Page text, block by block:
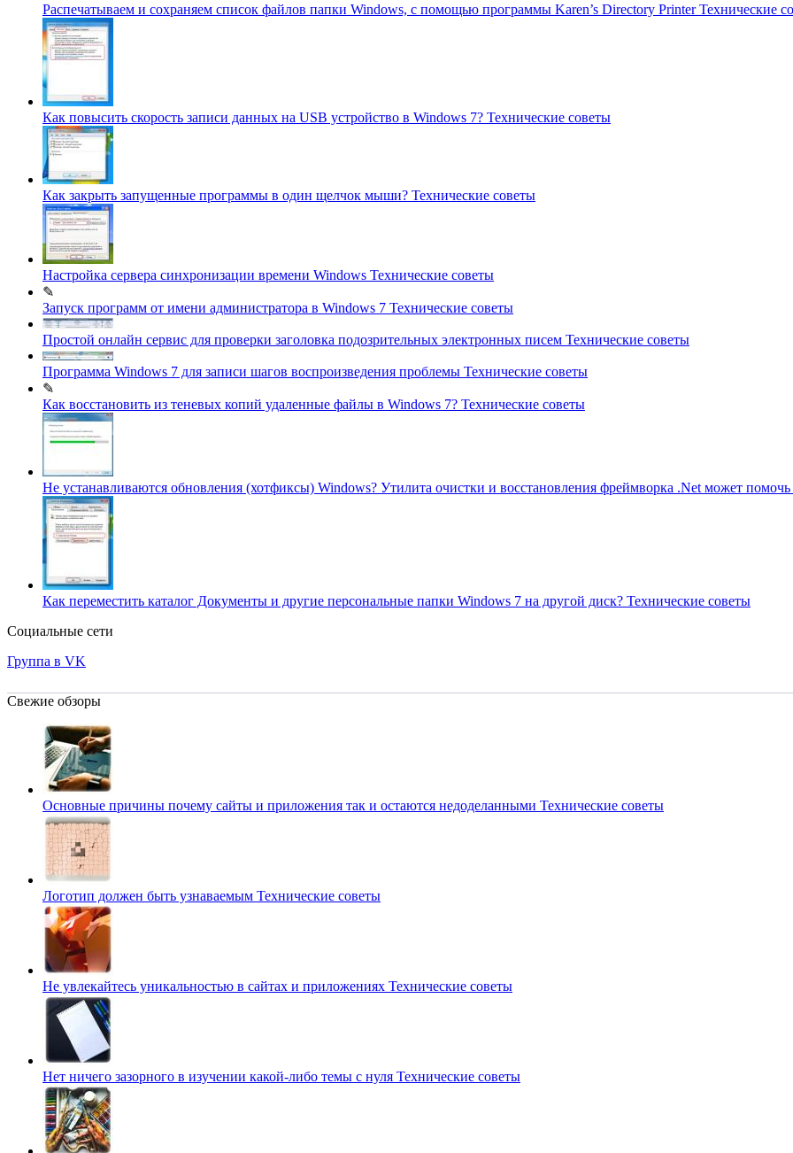
Распечатываем и сохраняем список файлов папки Windows, с помощью программы Karen’s Directory PrinterТехнические
Как повысить скорость записи данных на USB устройство в Windows 7? Технические советы
Как закрыть запущенные программы в один щелчок мыши? Технические советы
Настройка сервера синхронизации времени Windows Технические советы
✎
Запуск программ от имени администратора в Windows 7 Технические советы
Простой онлайн сервис для проверки заголовка подозрительных электронных писем Технические советы
Программа Windows 7 для записи шагов воспроизведения проблемы Технические советы
✎
Как восстановить из теневых копий удаленные файлы в Windows 7? Технические советы
Не устанавливаются обновления (хотфиксы) Windows? Утилита очистки и восстановления фреймворка .Net может помочь
Как переместить каталог Документы и другие персональные папки Windows 7 на другой диск? Технические советы
Социальные сети
Группа в VK
Свежие обзоры
Основные причины почему сайты и приложения так и остаются недоделанными Технические советы
Логотип должен быть узнаваемым Технические советы
Не увлекайтесь уникальностью в сайтах и приложениях Технические советы
Нет ничего зазорного в изучении какой-либо темы с нуля Технические советы